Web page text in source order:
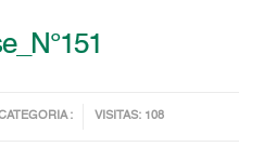
: VISITAS: 108